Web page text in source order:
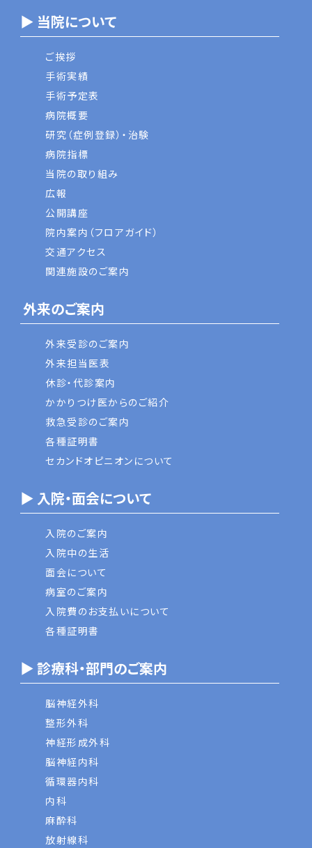
▶ 当院について
ご挨拶
手術実績
手術予定表
病院概要
研究（症例登録）・治験
病院指標
当院の取り組み
広報
公開講座
院内案内（フロアガイド）
交通アクセス
関連施設のご案内
外来のご案内
外来受診のご案内
外来担当医表
休診・代診案内
かかりつけ医からのご紹介
救急受診のご案内
各種証明書
セカンドオピニオンについて
▶ 入院・面会について
入院のご案内
入院中の生活
面会について
病室のご案内
入院費のお支払いについて
各種証明書
▶ 診療科・部門のご案内
脳神経外科
整形外科
神経形成外科
脳神経内科
循環器内科
内科
麻酔科
放射線科